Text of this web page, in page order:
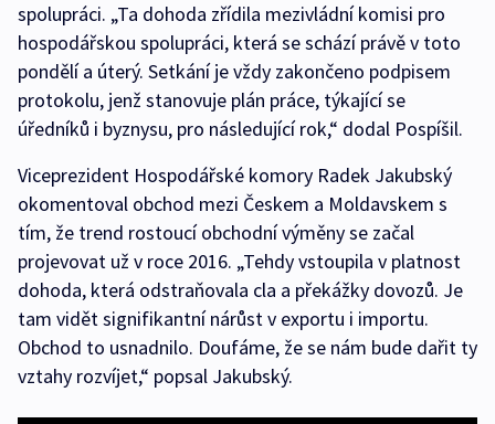
spolupráci. „Ta dohoda zřídila mezivládní komisi pro
hospodářskou spolupráci, která se schází právě v toto
pondělí a úterý. Setkání je vždy zakončeno podpisem
protokolu, jenž stanovuje plán práce, týkající se
úředníků i byznysu, pro následující rok,“ dodal Pospíšil.
Viceprezident Hospodářské komory Radek Jakubský
okomentoval obchod mezi Českem a Moldavskem s
tím, že trend rostoucí obchodní výměny se začal
projevovat už v roce 2016. „Tehdy vstoupila v platnost
dohoda, která odstraňovala cla a překážky dovozů. Je
tam vidět signifikantní nárůst v exportu i importu.
Obchod to usnadnilo. Doufáme, že se nám bude dařit ty
vztahy rozvíjet,“ popsal Jakubský.